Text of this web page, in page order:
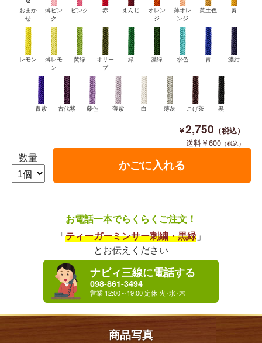
おまか
せ
薄ピン
ク
ピンク 赤 えんじ
オレン
ジ
薄オレ
ンジ
黄土色 黄
レモン
薄レモ
ン
黄緑
オリー
ブ
緑 濃緑 水色 青 濃紺
青紫 古代紫 藤色 薄紫 白 薄灰 こげ茶 黒
2,750
600
数量
お電話一本でらくらくご注文！
「ティーガーミンサー刺繍・黒緑 」
とお伝えください
ナビィ三線に電話する
098-861-3494
商品写真